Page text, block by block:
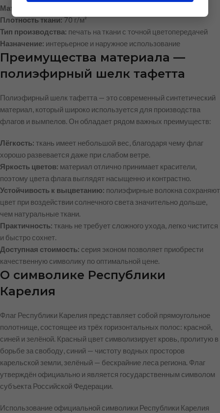
Материал:
Плотность ткани: 70 г/м²
Тип производства: печать на ткани с точной цветопередачей
Назначение: интерьерное и наружное использование
Преимущества материала —
полиэфирный шелк тафетта
Полиэфирный шелк тафетта — это современный синтетический
материал, который широко используется для производства
флагов и вымпелов. Он обладает рядом важных преимуществ:
Лёгкость: ткань имеет небольшой вес, благодаря чему флаг
хорошо развевается даже при слабом ветре.
Яркость цветов: материал отлично принимает красители,
поэтому цвета флага выглядят насыщенно и контрастно.
Устойчивость к выцветанию: полиэфирные волокна сохраняют
цвет при воздействии солнечного света значительно дольше,
чем натуральные ткани.
Практичность: ткань не требует сложного ухода, легко чистится
и быстро сохнет.
Доступная стоимость: серия эконом позволяет приобрести
качественную символику по оптимальной цене.
О символике Республики
Карелия
Флаг Республики Карелия представляет собой прямоугольное
полотнище, состоящее из трёх горизонтальных полос: красной,
синей и зелёной. Красный цвет символизирует кровь, пролитую в
борьбе за свободу, синий — чистоту водных просторов
карельской земли, зелёный — бескрайние леса региона. Флаг
утверждён официально и является государственным символом
субъекта Российской Федерации.
Использование официальной символики Республики Карелия